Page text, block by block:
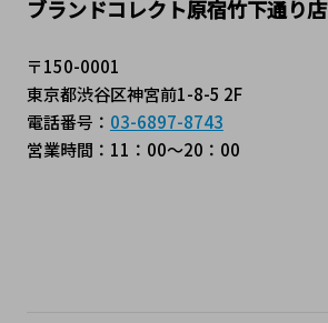
ブランドコレクト原宿竹下通り店
〒150-0001
東京都渋谷区神宮前1-8-5 2F
電話番号： 03-6897-8743
営業時間：11：00～20：00